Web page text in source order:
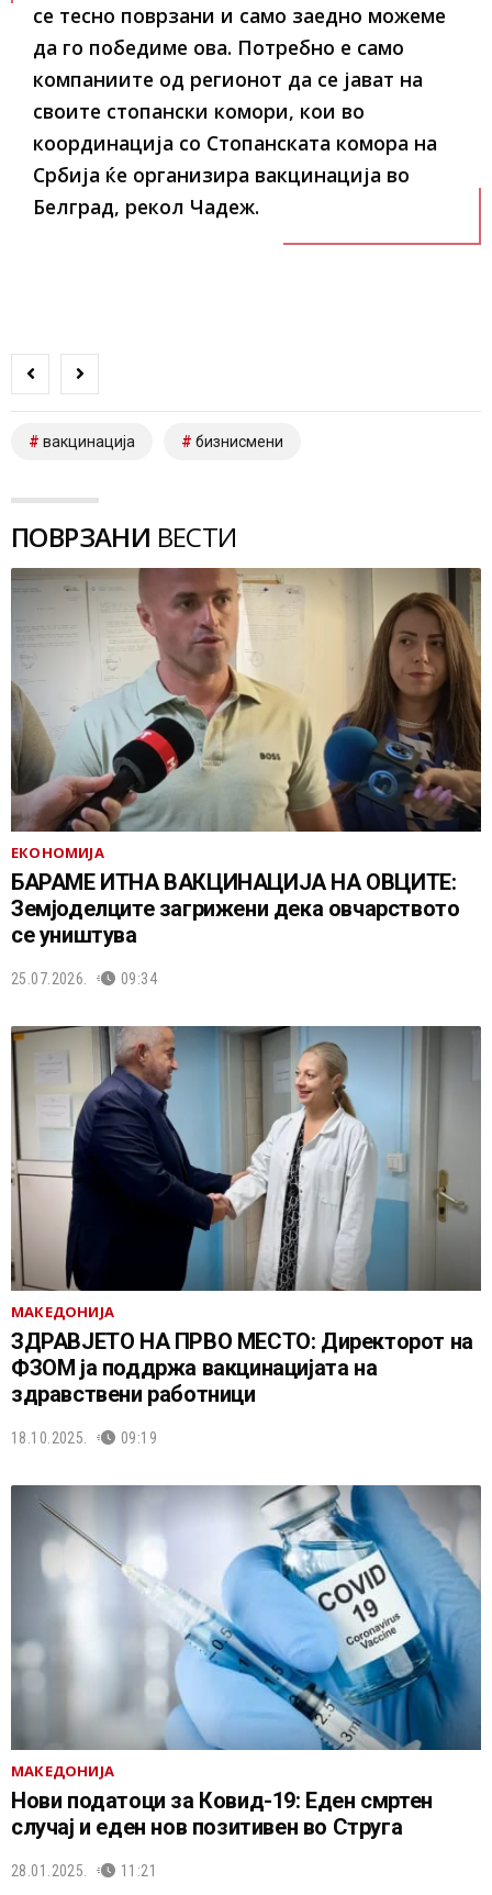
се тесно поврзани и само заедно можеме
да го победиме ова. Потребно е само
компаниите од регионот да се јават на
своите стопански комори, кои во
координација со Стопанската комора на
Србија ќе организира вакцинација во
Белград, рекол Чадеж.
вакцинација бизнисмени
ПОВРЗАНИ ВЕСТИ
ЕКОНОМИЈА
БАРАМЕ ИТНА ВАКЦИНАЦИЈА НА ОВЦИТЕ:
Земјоделците загрижени дека овчарството
се уништува
25.07.2026. 09:34
МАКЕДОНИЈА
ЗДРАВЈЕТО НА ПРВО МЕСТО: Директорот на
ФЗОМ ја поддржа вакцинацијата на
здравствени работници
18.10.2025. 09:19
МАКЕДОНИЈА
Нови податоци за Ковид-19: Еден смртен
случај и еден нов позитивен во Струга
28.01.2025. 11:21